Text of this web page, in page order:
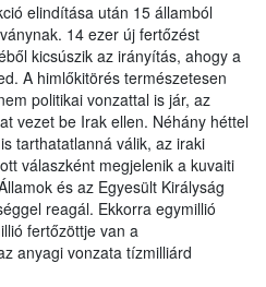
elindítása után 15 államból
14 ezer új fertőzést
kicsúszik az irányítás, ahogy a
A himlőkitörés természetesen
politikai vonzattal is jár, az
vezet be Irak ellen. Néhány héttel
tarthatatlanná válik, az iraki
válaszként megjelenik a kuvaiti
és az Egyesült Királyság
reagál. Ekkorra egymillió
fertőzöttje van a
anyagi vonzata tízmilliárd